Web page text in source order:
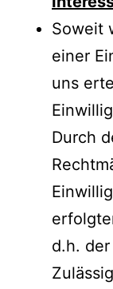
Soweit
einer
uns
Durch
d.h.